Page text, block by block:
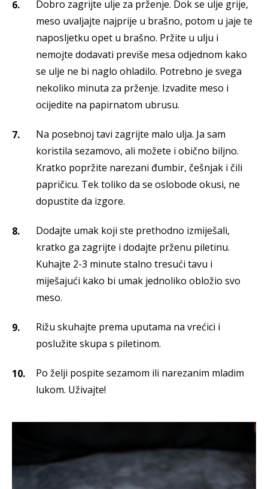
Dobro zagrijte ulje za prženje. Dok se ulje grije,
meso uvaljajte najprije u brašno, potom u jaje te
naposljetku opet u brašno. Pržite u ulju i
nemojte dodavati previše mesa odjednom kako
se ulje ne bi naglo ohladilo. Potrebno je svega
nekoliko minuta za prženje. Izvadite meso i
ocijedite na papirnatom ubrusu.
Na posebnoj tavi zagrijte malo ulja. Ja sam
koristila sezamovo, ali možete i obično biljno.
Kratko popržite narezani đumbir, češnjak i čili
papričicu. Tek toliko da se oslobode okusi, ne
dopustite da izgore.
Dodajte umak koji ste prethodno izmiješali,
kratko ga zagrijte i dodajte prženu piletinu.
Kuhajte 2-3 minute stalno tresući tavu i
miješajući kako bi umak jednoliko obložio svo
meso.
Rižu skuhajte prema uputama na vrećici i
poslužite skupa s piletinom.
Po želji pospite sezamom ili narezanim mladim
lukom. Uživajte!